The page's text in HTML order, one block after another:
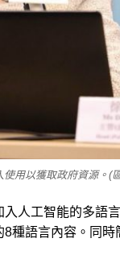
用以獲取政府資源。(
入 人工智能的多語言
8種語言內容 。 同時